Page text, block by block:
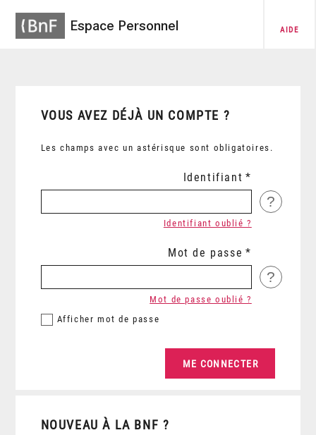
Espace Personnel AIDE
VOUS AVEZ DÉJÀ UN COMPTE ?
Les champs avec un astérisque sont obligatoires.
Identifiant
?
Identifiant oublié ?
Mot de passe
?
Afficher mot de passe
Mot de passe oublié ?
NOUVEAU À LA BNF ?